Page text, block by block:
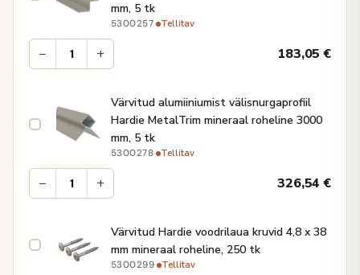
mm, 5 tk
5300257· Tellitav
− + 183,05€
Värvitud alumiiniumist välisnurgaprofiil
Hardie MetalTrim mineraal roheline 3000
mm, 5 tk
5300278· Tellitav
− + 326,54€
Värvitud Hardie voodrilaua kruvid 4,8 x 38
mm mineraal roheline, 250 tk
5300299· Tellitav